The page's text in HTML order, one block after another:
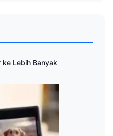
ke Lebih Banyak